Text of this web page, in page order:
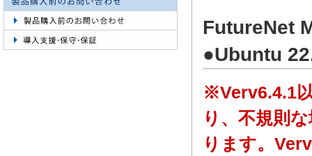
FutureNet
●Ubuntu
※Verv6.4.1
り、不規則
ります。